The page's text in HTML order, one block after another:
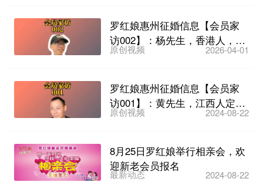
罗红娘惠州征婚信息【会员家
访002】：杨先生，香港人，57
岁，离异，已在惠州...
原创视频 2026-04-01
罗红娘惠州征婚信息【会员家
访001】：黄先生，江西人定居
在惠州博罗湖镇，38...
原创视频 2024-08-22
8月25日罗红娘举行相亲会，欢
迎新老会员报名
最新动态 2024-08-22